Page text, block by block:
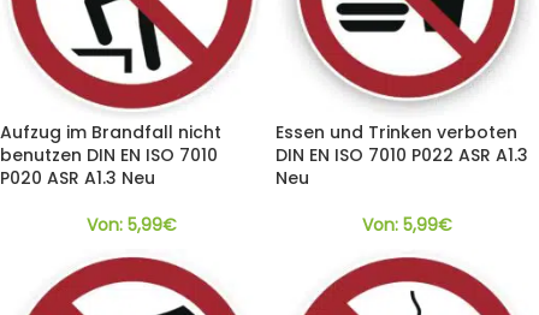
Aufzug im Brandfall nicht
benutzen DIN EN ISO 7010
P020 ASR A1.3 Neu
Von: 5,99€
Essen und Trinken verboten
DIN EN ISO 7010 P022 ASR A1.3
Neu
Von: 5,99€